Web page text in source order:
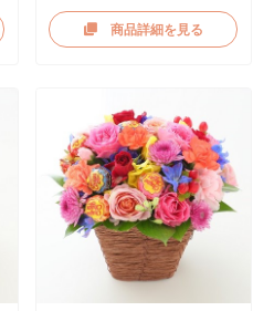
商品詳細を見る